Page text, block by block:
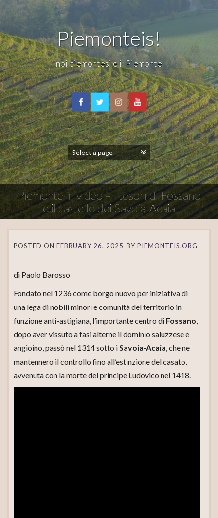
Piemonteis!
noi piemontesi e il Piemonte
Piemonte in video – i tesori di Fossano
e il castello dei Savoia-Acaia
POSTED ON FEBRUARY 26, 2025 BY PIEMONTEIS.ORG
di Paolo Barosso
Fondato nel 1236 come borgo nuovo per iniziativa di
una lega di nobili minori e comunità del territorio in
funzione anti-astigiana, l’importante centro di Fossano,
dopo aver vissuto a fasi alterne il dominio saluzzese e
angioino, passò nel 1314 sotto iSavoia-Acaia, che ne
mantennero il controllo fino all’estinzione del casato,
avvenuta con la morte del principe Ludovico nel 1418.